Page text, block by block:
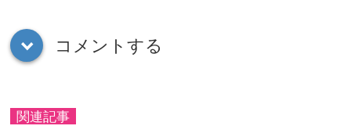
down コメントする
関連記事